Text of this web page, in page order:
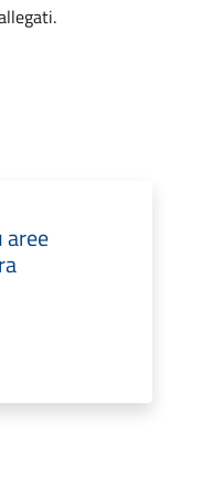
aree